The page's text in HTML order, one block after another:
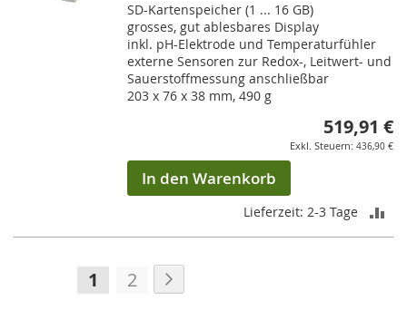
SD-Kartenspeicher (1 ... 16 GB)
grosses, gut ablesbares Display
inkl. pH-Elektrode und Temperaturfühler
externe Sensoren zur Redox-, Leitwert- und
Sauerstoffmessung anschließbar
203 x 76 x 38 mm, 490 g
519,91 €
436,90 €
In den Warenkorb
Lieferzeit: 2-3 Tage
Seite
Sie
1 Seite
2